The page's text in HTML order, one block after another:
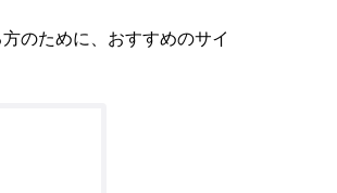
のために、おすすめのサイ